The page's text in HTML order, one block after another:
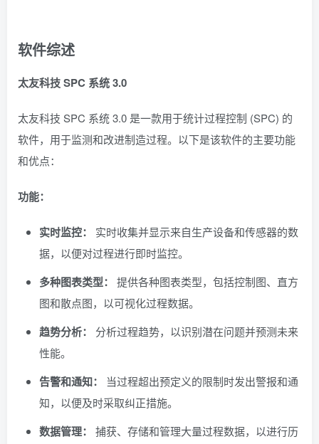
软件综述
太友科技 SPC 系统 3.0
太友科技 SPC 系统 3.0 是一款用于统计过程控制 (SPC) 的
软件，用于监测和改进制造过程。以下是该软件的主要功能
和优点：
功能：
实时监控：
实时收集并显示来自生产设备和传感器的数
据，以便对过程进行即时监控。
多种图表类型：
提供各种图表类型，包括控制图、直方
图和散点图，以可视化过程数据。
趋势分析：
分析过程趋势，以识别潜在问题并预测未来
性能。
告警和通知：
当过程超出预定义的限制时发出警报和通
知，以便及时采取纠正措施。
数据管理：
捕获、存储和管理大量过程数据，以进行历